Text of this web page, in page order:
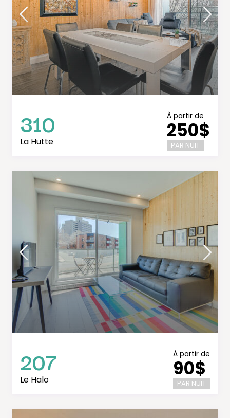
À partir de
250$
PAR NUIT
310
La Hutte
À partir de
90$
PAR NUIT
207
Le Halo